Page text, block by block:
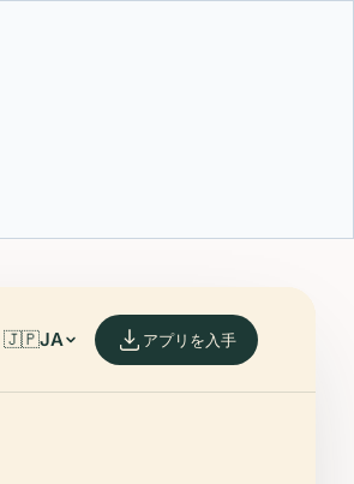
🇯🇵JA アプリを入手